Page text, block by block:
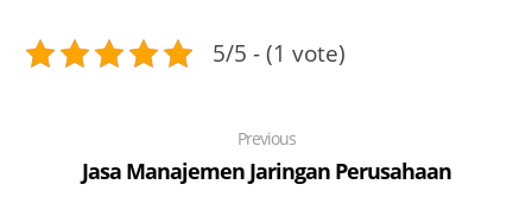
5/5 - (1 vote)
Previous
Jasa Manajemen Jaringan Perusahaan